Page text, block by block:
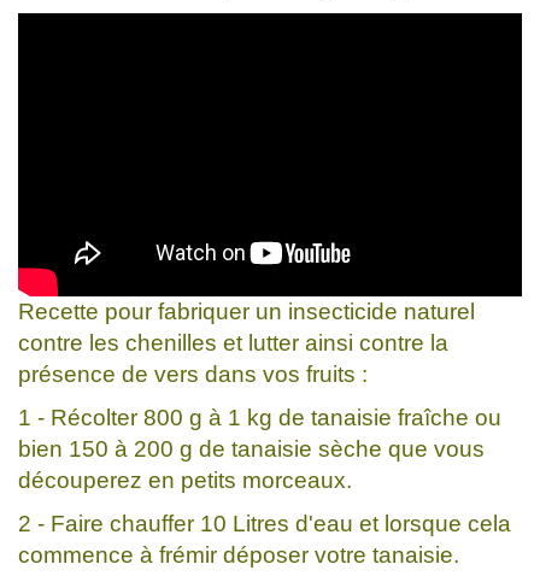
Recette pour fabriquer un insecticide naturel
contre les chenilles et lutter ainsi contre la
présence de vers dans vos fruits :
1 - Récolter 800 g à 1 kg de tanaisie fraîche ou
bien 150 à 200 g de tanaisie sèche que vous
découperez en petits morceaux.
2 - Faire chauffer 10 Litres d'eau et lorsque cela
commence à frémir déposer votre tanaisie.